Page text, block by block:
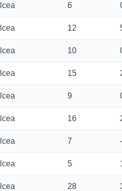
6
12
10
15
9
16
7 -
5
28